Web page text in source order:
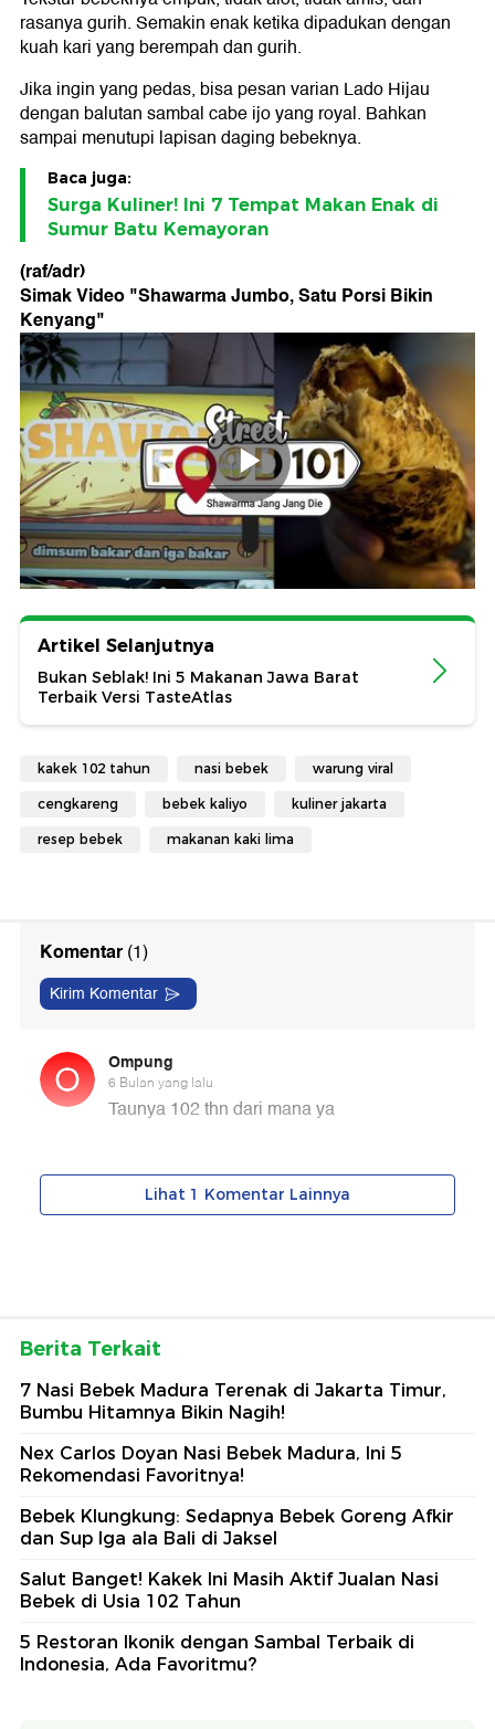
rasanya gurih. Semakin enak ketika dipadukan dengan
kuah kari yang berempah dan gurih.
Jika ingin yang pedas, bisa pesan varian Lado Hijau
dengan balutan sambal cabe ijo yang royal. Bahkan
sampai menutupi lapisan daging bebeknya.
Baca juga:
Surga Kuliner! Ini 7 Tempat Makan Enak di
Sumur Batu Kemayoran
(raf/adr)
Simak Video "Shawarma Jumbo, Satu Porsi Bikin
Kenyang"
Artikel Selanjutnya
Bukan Seblak! Ini 5 Makanan Jawa Barat
Terbaik Versi TasteAtlas
kakek 102 tahun nasi bebek warung viral
cengkareng bebek kaliyo kuliner jakarta
resep bebek makanan kaki lima
Berita Terkait
7 Nasi Bebek Madura Terenak di Jakarta Timur,
Bumbu Hitamnya Bikin Nagih!
Nex Carlos Doyan Nasi Bebek Madura, Ini 5
Rekomendasi Favoritnya!
Bebek Klungkung: Sedapnya Bebek Goreng Afkir
dan Sup Iga ala Bali di Jaksel
Salut Banget! Kakek Ini Masih Aktif Jualan Nasi
Bebek di Usia 102 Tahun
5 Restoran Ikonik dengan Sambal Terbaik di
Indonesia, Ada Favoritmu?